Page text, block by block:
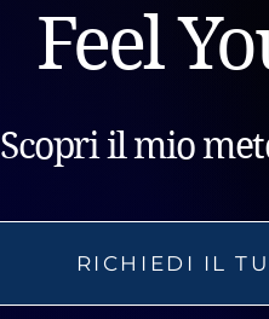
Feel
Scopri il mio
RICHIEDI IL